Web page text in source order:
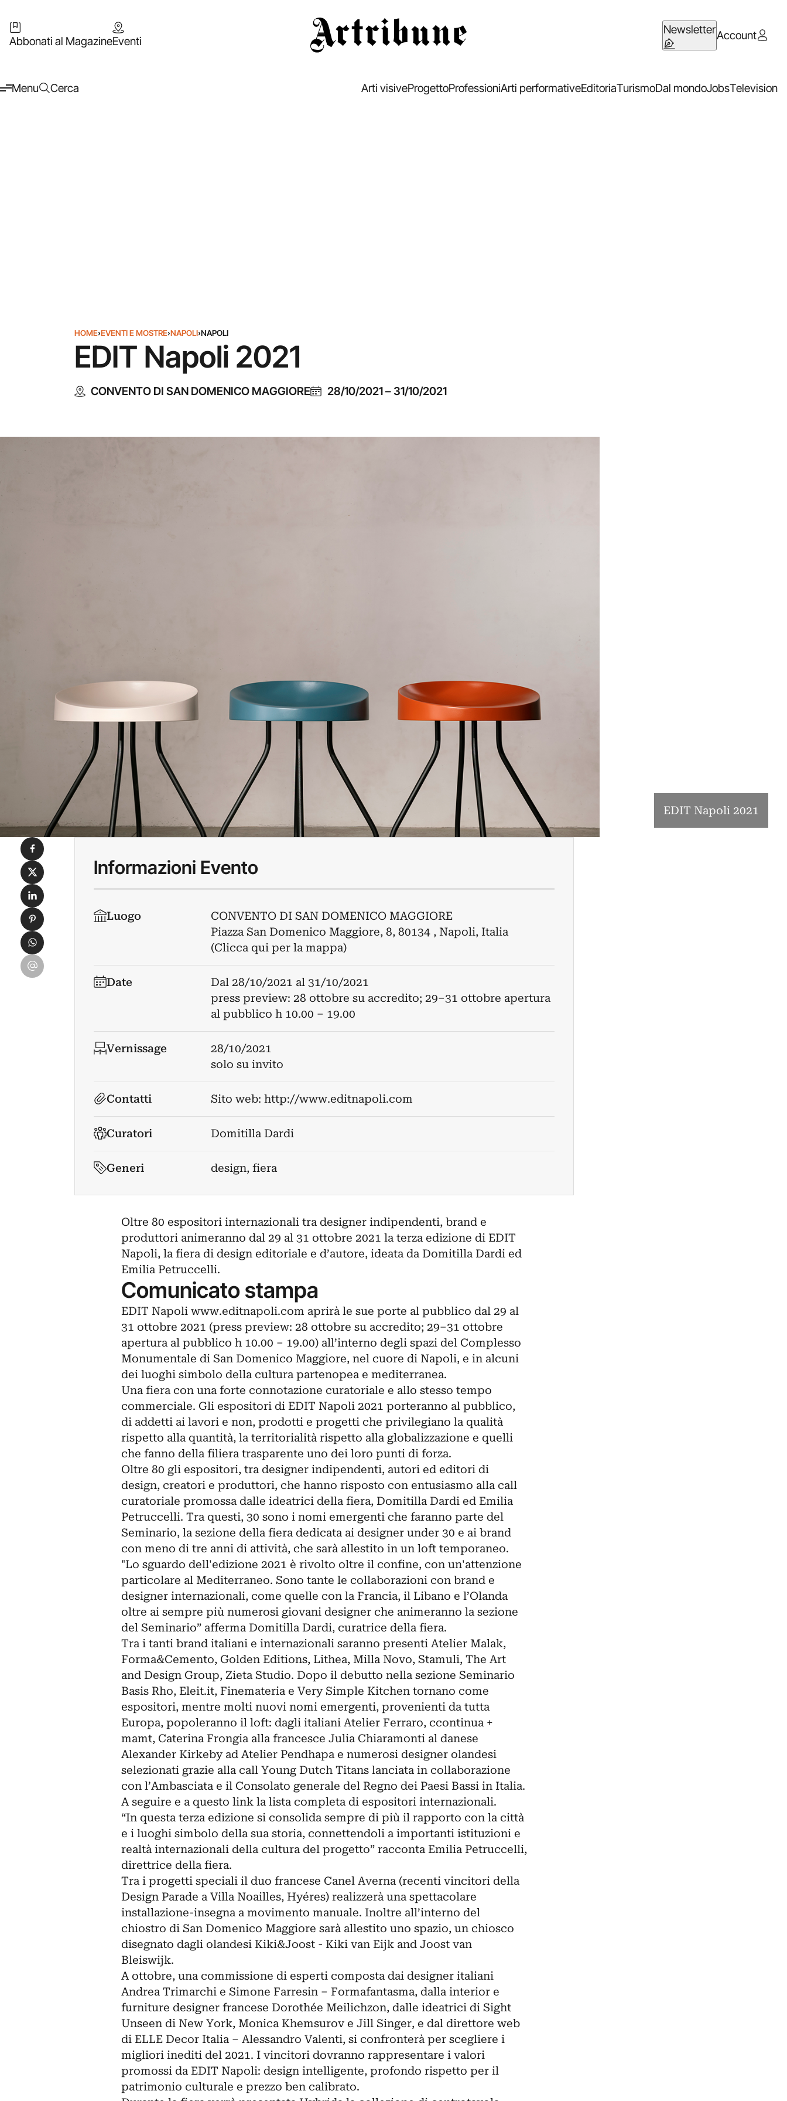
Abbonati al MagazineEventi
NewsletterAccount
Menu Cerca Arti visiveProgettoProfessioniArti performativeEditoriaTurismoDal mondoJobsTelevision
HOME›EVENTI E MOSTRE›NAPOLI›NAPOLI
EDIT Napoli 2021
CONVENTO DI SAN DOMENICO MAGGIORE 28/10/2021–31/10/2021
EDIT Napoli 2021
Informazioni Evento
Luogo
CONVENTO DI SAN DOMENICO MAGGIORE
Piazza San Domenico Maggiore, 8, 80134 , Napoli, Italia
(Clicca qui per la mappa)
Date Dal 28/10/2021 al 31/10/2021
press preview: 28 ottobre su accredito; 29–31 ottobre apertura
al pubblico h 10.00 – 19.00
Vernissage
28/10/2021
solo su invito
Contatti Sito web: http://www.editnapoli.com
Curatori Domitilla Dardi
Generi design, fiera
Oltre 80 espositori internazionali tra designer indipendenti, brand e
produttori animeranno dal 29 al 31 ottobre 2021 la terza edizione di EDIT
Napoli, la fiera di design editoriale e d’autore, ideata da Domitilla Dardi ed
Emilia Petruccelli.
Comunicato stampa
EDIT Napoli www.editnapoli.com aprirà le sue porte al pubblico dal 29 al
31 ottobre 2021 (press preview: 28 ottobre su accredito; 29–31 ottobre
apertura al pubblico h 10.00 – 19.00) all’interno degli spazi del Complesso
Monumentale di San Domenico Maggiore, nel cuore di Napoli, e in alcuni
dei luoghi simbolo della cultura partenopea e mediterranea.
Una fiera con una forte connotazione curatoriale e allo stesso tempo
commerciale. Gli espositori di EDIT Napoli 2021 porteranno al pubblico,
di addetti ai lavori e non, prodotti e progetti che privilegiano la qualità
rispetto alla quantità, la territorialità rispetto alla globalizzazione e quelli
che fanno della filiera trasparente uno dei loro punti di forza.
Oltre 80 gli espositori, tra designer indipendenti, autori ed editori di
design, creatori e produttori, che hanno risposto con entusiasmo alla call
curatoriale promossa dalle ideatrici della fiera, Domitilla Dardi ed Emilia
Petruccelli. Tra questi, 30 sono i nomi emergenti che faranno parte del
Seminario, la sezione della fiera dedicata ai designer under 30 e ai brand
con meno di tre anni di attività, che sarà allestito in un loft temporaneo.
"Lo sguardo dell'edizione 2021 è rivolto oltre il confine, con un'attenzione
particolare al Mediterraneo. Sono tante le collaborazioni con brand e
designer internazionali, come quelle con la Francia, il Libano e l’Olanda
oltre ai sempre più numerosi giovani designer che animeranno la sezione
del Seminario” afferma Domitilla Dardi, curatrice della fiera.
Tra i tanti brand italiani e internazionali saranno presenti Atelier Malak,
Forma&Cemento, Golden Editions, Lithea, Milla Novo, Stamuli, The Art
and Design Group, Zieta Studio. Dopo il debutto nella sezione Seminario
Basis Rho, Eleit.it, Finemateria e Very Simple Kitchen tornano come
espositori, mentre molti nuovi nomi emergenti, provenienti da tutta
Europa, popoleranno il loft: dagli italiani Atelier Ferraro, ccontinua +
mamt, Caterina Frongia alla francesce Julia Chiaramonti al danese
Alexander Kirkeby ad Atelier Pendhapa e numerosi designer olandesi
selezionati grazie alla call Young Dutch Titans lanciata in collaborazione
con l’Ambasciata e il Consolato generale del Regno dei Paesi Bassi in Italia.
A seguire e a questo link la lista completa di espositori internazionali.
“In questa terza edizione si consolida sempre di più il rapporto con la città
e i luoghi simbolo della sua storia, connettendoli a importanti istituzioni e
realtà internazionali della cultura del progetto” racconta Emilia Petruccelli,
direttrice della fiera.
Tra i progetti speciali il duo francese Canel Averna (recenti vincitori della
Design Parade a Villa Noailles, Hyéres) realizzerà una spettacolare
installazione-insegna a movimento manuale. Inoltre all’interno del
chiostro di San Domenico Maggiore sarà allestito uno spazio, un chiosco
disegnato dagli olandesi Kiki&Joost - Kiki van Eijk and Joost van
Bleiswijk.
A ottobre, una commissione di esperti composta dai designer italiani
Andrea Trimarchi e Simone Farresin – Formafantasma, dalla interior e
furniture designer francese Dorothée Meilichzon, dalle ideatrici di Sight
Unseen di New York, Monica Khemsurov e Jill Singer, e dal direttore web
di ELLE Decor Italia – Alessandro Valenti, si confronterà per scegliere i
migliori inediti del 2021. I vincitori dovranno rappresentare i valori
promossi da EDIT Napoli: design intelligente, profondo rispetto per il
patrimonio culturale e prezzo ben calibrato.
Condividi su Facebook
Condividi su X
Condividi su LinkedIn
Condividi su Pinterest
Condividi su WhatsApp
Condividi su Email